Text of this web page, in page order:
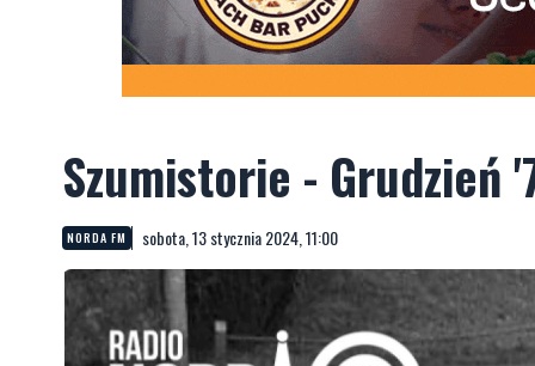
Szumistorie - Grudzień
NORDA FM sobota, 13 stycznia 2024, 11:00